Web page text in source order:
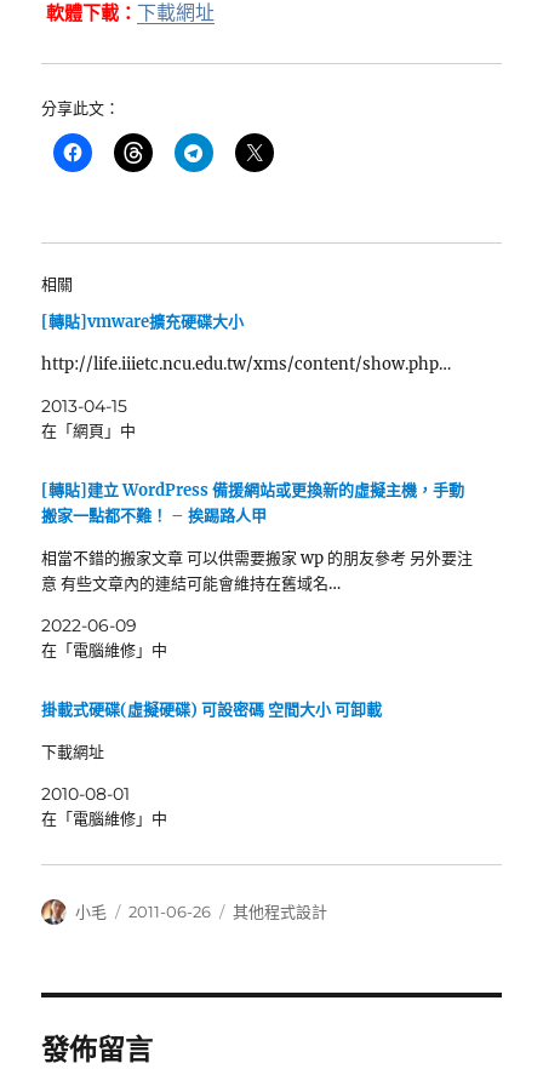
軟體下載： 下載網址
分享此文：
相關
[轉貼]vmware擴充硬碟大小
http://life.iiietc.ncu.edu.tw/xms/content/show.php…
2013-04-15
在「網頁」中
[轉貼]建立 WordPress 備援網站或更換新的虛擬主機，手動
搬家一點都不難！ – 挨踢路人甲
相當不錯的搬家文章 可以供需要搬家 wp 的朋友參考 另外要注
意 有些文章內的連結可能會維持在舊域名…
2022-06-09
在「電腦維修」中
掛載式硬碟(虛擬硬碟) 可設密碼 空間大小 可卸載
下載網址
2010-08-01
在「電腦維修」中
作
小毛
發
2011-06-26
分
其他程式設計
發佈留言